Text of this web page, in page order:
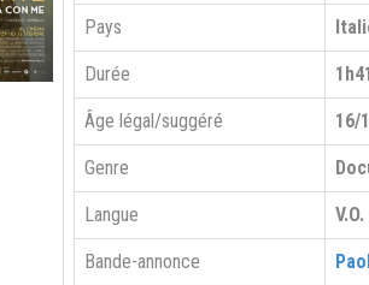
Pays
Durée
Âge légal/suggéré 16/
Genre
Langue
Bande-annonce